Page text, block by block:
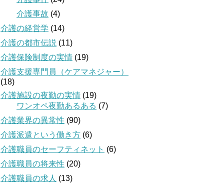
介護事故 (4)
介護の経営学 (14)
介護の都市伝説 (11)
介護保険制度の実情 (19)
介護支援専門員（ケアマネジャー）
(18)
介護施設の夜勤の実情 (19)
ワンオペ夜勤あるある (7)
介護業界の異常性 (90)
介護派遣という働き方 (6)
介護職員のセーフティネット (6)
介護職員の将来性 (20)
介護職員の求人 (13)